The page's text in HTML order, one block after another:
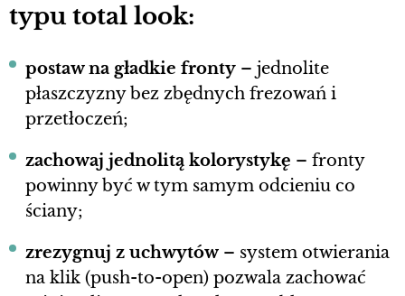
typu total look:
postaw na gładkie fronty – jednolite
płaszczyzny bez zbędnych frezowań i
przetłoczeń;
zachowaj jednolitą kolorystykę – fronty
powinny być w tym samym odcieniu co
ściany;
zrezygnuj z uchwytów – system otwierania
na klik (push-to-open) pozwala zachować